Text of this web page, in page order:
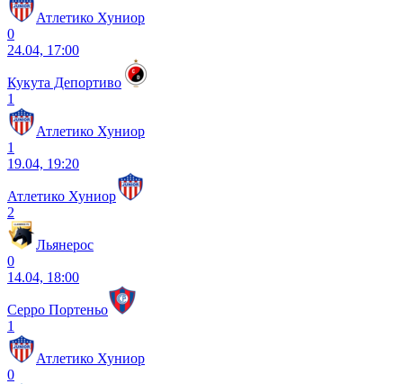
Атлетико Хуниор
0
24.04, 17:00
Кукута Депортиво
1
Атлетико Хуниор
1
19.04, 19:20
Атлетико Хуниор
2
Льянерос
0
14.04, 18:00
Серро Портеньо
1
Атлетико Хуниор
0